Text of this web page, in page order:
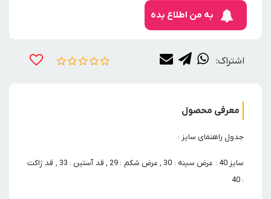
به من اطلاع بده
اشتراک:
معرفی محصول
جدول راهنمای سایز :
سایز 40 : عرض سینه : 30 , عرض شکم : 29 , قد آستین : 33 , قد ژاکت
: 40